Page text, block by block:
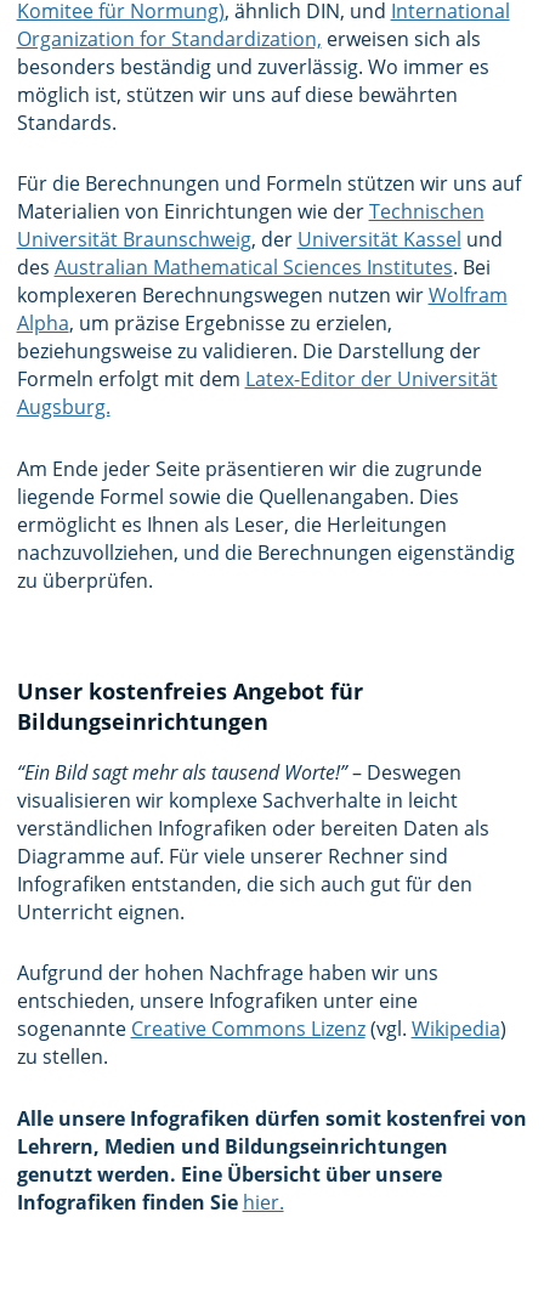
Komitee für Normung), ähnlich DIN, und International
Organization for Standardization, erweisen sich als
besonders beständig und zuverlässig. Wo immer es
möglich ist, stützen wir uns auf diese bewährten
Standards.
Für die Berechnungen und Formeln stützen wir uns auf
Materialien von Einrichtungen wie derTechnischen
Universität Braunschweig, der Universität Kassel und
des Australian Mathematical Sciences Institutes. Bei
komplexeren Berechnungswegen nutzen wirWolfram
Alpha, um präzise Ergebnisse zu erzielen,
beziehungsweise zu validieren. Die Darstellung der
Formeln erfolgt mit dem Latex-Editor der Universität
Augsburg.
Am Ende jeder Seite präsentieren wir die zugrunde
liegende Formel sowie die Quellenangaben. Dies
ermöglicht es Ihnen als Leser, die Herleitungen
nachzuvollziehen, und die Berechnungen eigenständig
zu überprüfen.
Unser kostenfreies Angebot für
Bildungseinrichtungen
“Ein Bild sagt mehr als tausend Worte!”– Deswegen
visualisieren wir komplexe Sachverhalte in leicht
verständlichen Infografiken oder bereiten Daten als
Diagramme auf. Für viele unserer Rechner sind
Infografiken entstanden, die sich auch gut für den
Unterricht eignen.
Aufgrund der hohen Nachfrage haben wir uns
entschieden, unsere Infografiken unter eine
sogenannte Creative Commons Lizenz(vgl. Wikipedia)
zu stellen.
Alle unsere Infografiken dürfen somit kostenfrei von
Lehrern, Medien und Bildungseinrichtungen
genutzt werden. Eine Übersicht über unsere
Infografiken finden Sie hier.